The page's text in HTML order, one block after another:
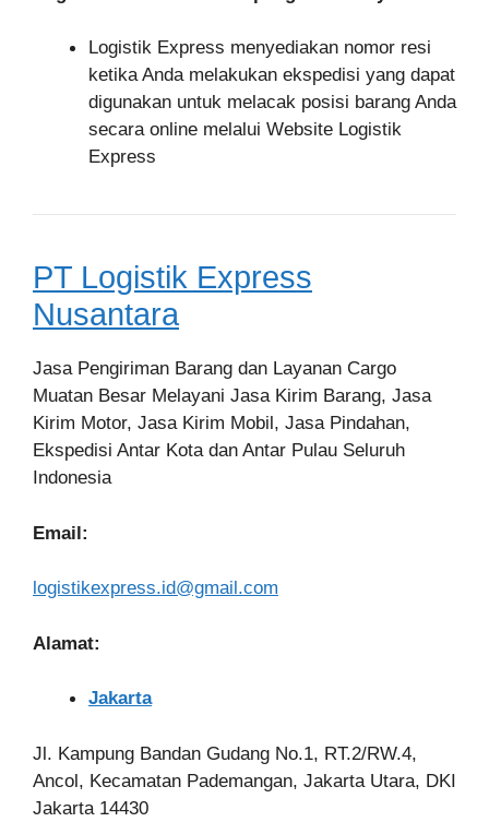
Logistik Express menyediakan nomor resi
ketika Anda melakukan ekspedisi yang dapat
digunakan untuk melacak posisi barang Anda
secara online melalui Website Logistik
Express
PT Logistik Express
Nusantara
Jasa Pengiriman Barang dan Layanan Cargo
Muatan Besar Melayani Jasa Kirim Barang, Jasa
Kirim Motor, Jasa Kirim Mobil, Jasa Pindahan,
Ekspedisi Antar Kota dan Antar Pulau Seluruh
Indonesia
Email:
logistikexpress.id@gmail.com
Alamat:
Jakarta
Jl. Kampung Bandan Gudang No.1, RT.2/RW.4,
Ancol, Kecamatan Pademangan, Jakarta Utara, DKI
Jakarta 14430